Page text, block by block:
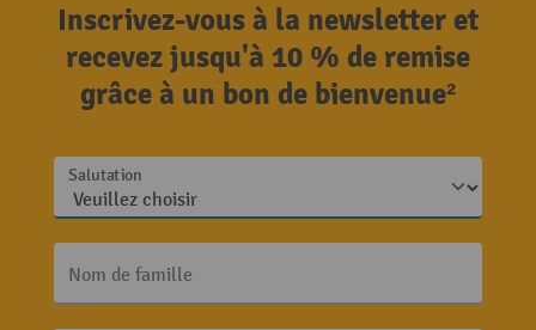
Inscrivez-vous à la newsletter et
recevez jusqu'à 10 % de remise
grâce à un bon de bienvenue²
Salutation
Nom de famille